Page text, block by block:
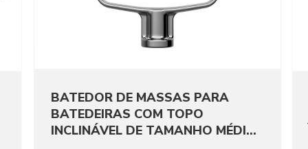
BATEDOR DE MASSAS PARA
BATEDEIRAS COM TOPO
INCLINÁVEL DE TAMANHO MÉDIO